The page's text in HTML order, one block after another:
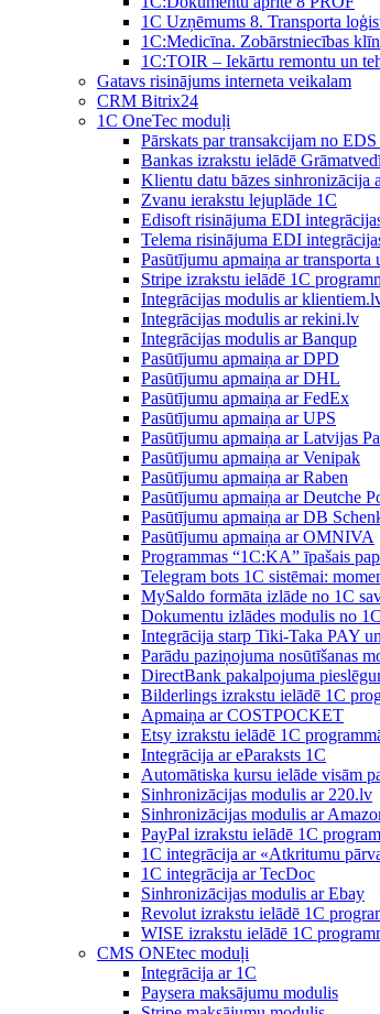
1C Uzņēmums 8. Transporta
1C:Medicīna. Zobārstniecības
1C:TOIR – Iekārtu remontu un
Gatavs risinājums interneta veikalam
CRM Bitrix24
1С OneTec moduļi
Pārskats par transakcijam no
Bankas izrakstu ielādē
Klientu datu bāzes sinhronizācija
Zvanu ierakstu lejuplāde 1C
Edisoft risinājuma EDI
Telema risinājuma EDI
Pasūtījumu apmaiņa ar
Stripe izrakstu ielādē 1C
Integrācijas modulis ar
Integrācijas modulis ar rekini.lv
Integrācijas modulis ar Banqup
Pasūtījumu apmaiņa ar DPD
Pasūtījumu apmaiņa ar DHL
Pasūtījumu apmaiņa ar FedEx
Pasūtījumu apmaiņa ar UPS
Pasūtījumu apmaiņa ar Latvijas
Pasūtījumu apmaiņa ar Venipak
Pasūtījumu apmaiņa ar Raben
Pasūtījumu apmaiņa ar Deutche
Pasūtījumu apmaiņa ar DB
Pasūtījumu apmaiņa ar OMNIVA
Programmas “1C:KA” īpašais
Telegram bots 1C sistēmai:
MySaldo formāta izlāde no 1C
Dokumentu izlādes modulis no
Integrācija starp Tiki-Taka PAY
Parādu paziņojuma nosūtīšanas
DirectBank pakalpojuma
Bilderlings izrakstu ielādē 1C
Apmaiņa ar COSTPOCKET
Etsy izrakstu ielādē 1C
Integrācija ar eParaksts 1C
Automātiska kursu ielāde visām
Sinhronizācijas modulis ar 220.lv
Sinhronizācijas modulis ar
PayPal izrakstu ielādē 1C
1C integrācija ar «Atkritumu
1C integrācija ar TecDoc
Sinhronizācijas modulis ar Ebay
Revolut izrakstu ielādē 1C
WISE izrakstu ielādē 1C
CMS ONEtec moduļi
Integrācija ar 1C
Paysera maksājumu modulis